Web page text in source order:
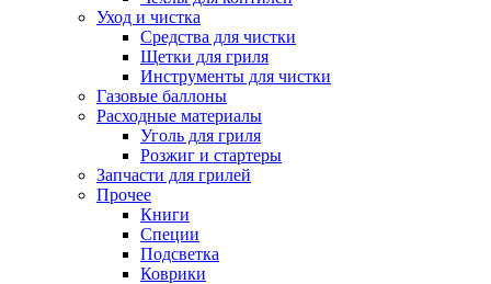
Уход и чистка
Средства для чистки
Щетки для гриля
Инструменты для чистки
Газовые баллоны
Расходные материалы
Уголь для гриля
Розжиг и стартеры
Запчасти для грилей
Прочее
Книги
Специи
Подсветка
Коврики